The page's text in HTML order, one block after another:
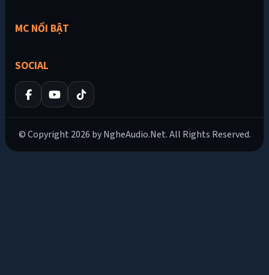
MC NỔI BẬT
SOCIAL
© Copyright 2026 by NgheAudio.Net. All Rights Reserved.